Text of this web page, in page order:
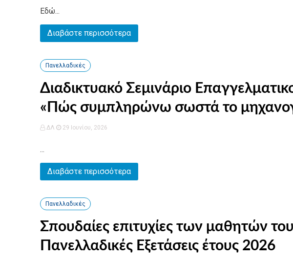
Εδώ...
Διαβάστε περισσότερα
Πανελλαδικές
Διαδικτυακό Σεμινάριο
«Πώς συμπληρώνω σωστά το
ΔΛ 29 Ιουνίου, 2026
...
Διαβάστε περισσότερα
Πανελλαδικές
Σπουδαίες επιτυχίες των μαθητών
Πανελλαδικές Εξετάσεις έτους 2026